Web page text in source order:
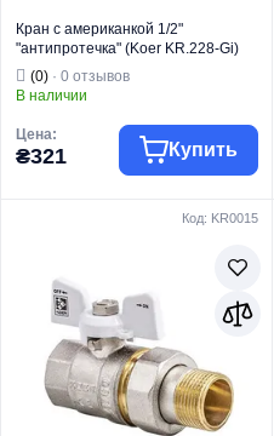
Кран с американкой 1/2"
"антипротечка" (Koer KR.228-Gi)
угловой (KR0196)
(0) · 0 отзывов
В наличии
Цена:
₴321 Купить
Краны шаровые
Вид изделия
"Американка"
Назначение
Для воды
Код: KR0015